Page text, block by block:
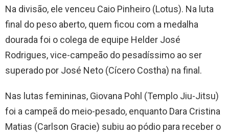
Na divisão, ele venceu Caio Pinheiro (Lotus). Na luta
final do peso aberto, quem ficou com a medalha
dourada foi o colega de equipe Helder José
Rodrigues, vice-campeão do pesadíssimo ao ser
superado por José Neto (Cícero Costha) na final.
Nas lutas femininas, Giovana Pohl (Templo Jiu-Jitsu)
foi a campeã do meio-pesado, enquanto Dara Cristina
Matias (Carlson Gracie) subiu ao pódio para receber o